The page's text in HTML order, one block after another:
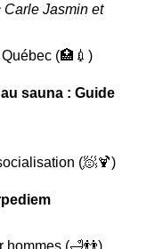
Carle Jasmin et
(🏥💉)
sauna : Guide
(🧖🍹)
hommes (🛁👬)